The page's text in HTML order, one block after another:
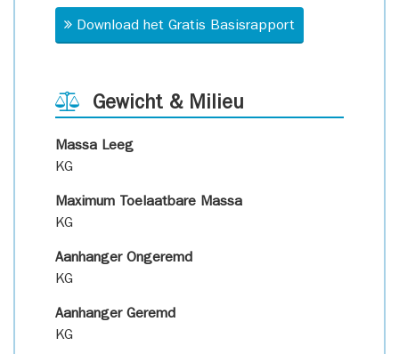
Download het Gratis Basisrapport
Gewicht & Milieu
Massa Leeg
KG
Maximum Toelaatbare Massa
KG
Aanhanger Ongeremd
KG
Aanhanger Geremd
KG